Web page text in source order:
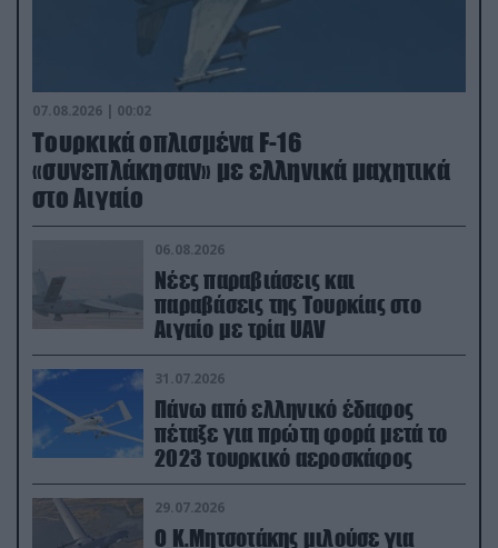
07.08.2026 | 00:02
Τουρκικά οπλισμένα F-16
«συνεπλάκησαν» με ελληνικά μαχητικά
στο Αιγαίο
06.08.2026
Νέες παραβιάσεις και
παραβάσεις της Τουρκίας στο
Αιγαίο με τρία UAV
31.07.2026
Πάνω από ελληνικό έδαφος
πέταξε για πρώτη φορά μετά το
2023 τουρκικό αεροσκάφος
29.07.2026
Ο Κ.Μητσοτάκης μιλούσε για